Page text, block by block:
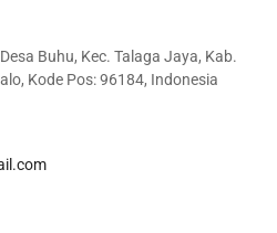
Buhu, Kec. Talaga Jaya, Kab.
Kode Pos: 96184, Indonesia